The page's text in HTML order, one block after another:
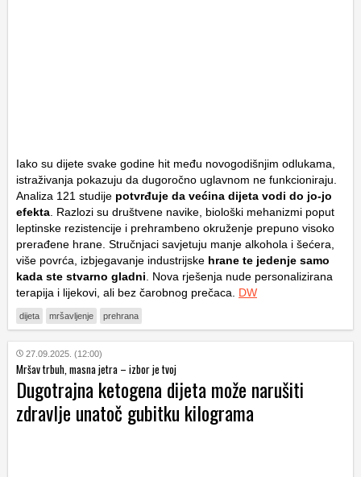
Iako su dijete svake godine hit među novogodišnjim odlukama,
istraživanja pokazuju da dugoročno uglavnom ne funkcioniraju.
Analiza 121 studije potvrđuje da većina dijeta vodi do jo-jo
efekta . Razlozi su društvene navike, biološki mehanizmi poput
leptinske rezistencije i prehrambeno okruženje prepuno visoko
prerađene hrane. Stručnjaci savjetuju manje alkohola i šećera,
više povrća, izbjegavanje industrijske hrane te jedenje samo
kada ste stvarno gladni . Nova rješenja nude personalizirana
terapija i lijekovi, ali bez čarobnog prečaca. DW
dijeta mršavljenje prehrana
27.09.2025. (12:00)
Mršav trbuh, masna jetra – izbor je tvoj
Dugotrajna ketogena dijeta može narušiti
zdravlje unatoč gubitku kilograma